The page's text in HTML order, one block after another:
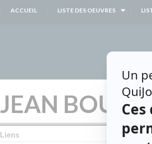
ACCUEIL LISTE DES OEUVRES
JEAN
Liens